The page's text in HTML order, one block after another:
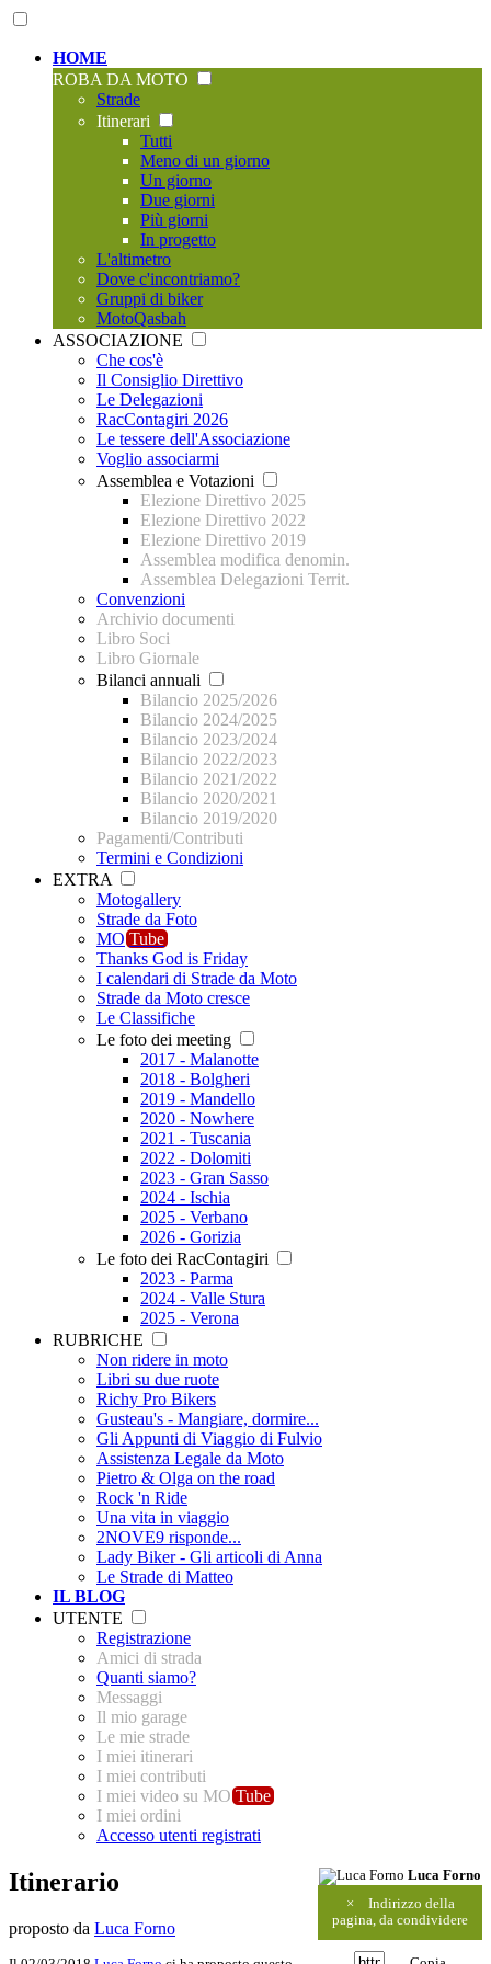
HOME
ROBA DA MOTO
Strade
Itinerari
Tutti
Meno di un giorno
Un giorno
Due giorni
Più giorni
In progetto
L'altimetro
Dove c'incontriamo?
Gruppi di biker
MotoQasbah
ASSOCIAZIONE
Che cos'è
Il Consiglio Direttivo
Le Delegazioni
RacContagiri 2026
Le tessere dell'Associazione
Voglio associarmi
Assemblea e Votazioni
Elezione Direttivo 2025
Elezione Direttivo 2022
Elezione Direttivo 2019
Assemblea modifica denomin.
Assemblea Delegazioni Territ.
Convenzioni
Archivio documenti
Libro Soci
Libro Giornale
Bilanci annuali
Bilancio 2025/2026
Bilancio 2024/2025
Bilancio 2023/2024
Bilancio 2022/2023
Bilancio 2021/2022
Bilancio 2020/2021
Bilancio 2019/2020
Pagamenti/Contributi
Termini e Condizioni
EXTRA
Motogallery
Strade da Foto
MO Tube
Thanks God is Friday
I calendari di Strade da Moto
Strade da Moto cresce
Le Classifiche
Le foto dei meeting
2017 - Malanotte
2018 - Bolgheri
2019 - Mandello
2020 - Nowhere
2021 - Tuscania
2022 - Dolomiti
2023 - Gran Sasso
2024 - Ischia
2025 - Verbano
2026 - Gorizia
Le foto dei RacContagiri
2023 - Parma
2024 - Valle Stura
2025 - Verona
RUBRICHE
Non ridere in moto
Libri su due ruote
Richy Pro Bikers
Gusteau's - Mangiare, dormire...
Gli Appunti di Viaggio di Fulvio
Assistenza Legale da Moto
Pietro & Olga on the road
Rock 'n Ride
Una vita in viaggio
2NOVE9 risponde...
Lady Biker - Gli articoli di Anna
Le Strade di Matteo
IL BLOG
UTENTE
Registrazione
Amici di strada
Quanti siamo?
Messaggi
Il mio garage
Le mie strade
I miei itinerari
I miei contributi
I miei video su MO Tube
I miei ordini
Accesso utenti registrati
Luca Forno
×
Indirizzo della
pagina, da condividere
Itinerario
proposto da Luca Forno